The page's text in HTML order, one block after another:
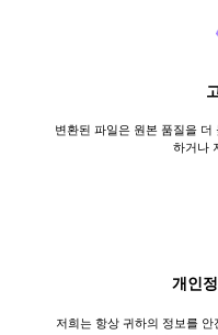
변환된 파일은 원본 품질을
하거나
개인
저희는 항상 귀하의 정보를